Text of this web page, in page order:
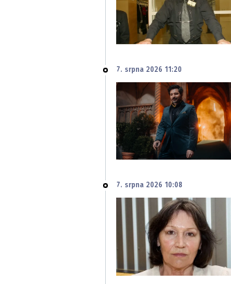
7. srpna 2026 11:20
7. srpna 2026 10:08